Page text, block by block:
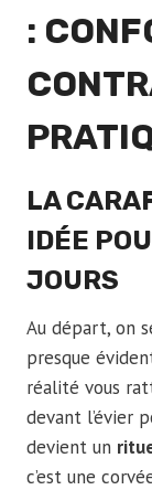
:
LA
IDÉE
JOURS
Au départ, on
presque
réalité vous
devant l’évier
devient un
c’est une